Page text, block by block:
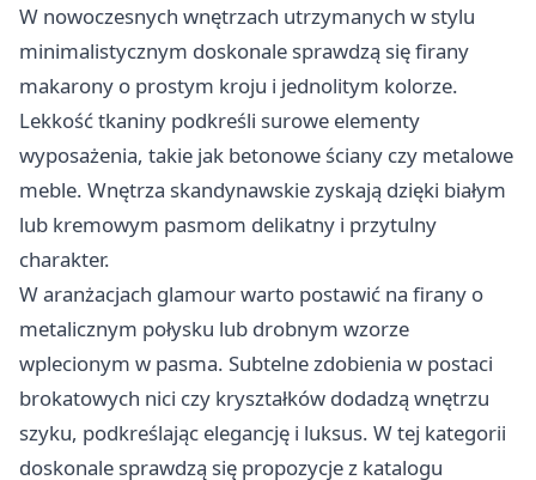
W nowoczesnych wnętrzach utrzymanych w stylu
minimalistycznym doskonale sprawdzą się firany
makarony o prostym kroju i jednolitym kolorze.
Lekkość tkaniny podkreśli surowe elementy
wyposażenia, takie jak betonowe ściany czy metalowe
meble. Wnętrza skandynawskie zyskają dzięki białym
lub kremowym pasmom delikatny i przytulny
charakter.
W aranżacjach glamour warto postawić na firany o
metalicznym połysku lub drobnym wzorze
wplecionym w pasma. Subtelne zdobienia w postaci
brokatowych nici czy kryształków dodadzą wnętrzu
szyku, podkreślając elegancję i luksus. W tej kategorii
doskonale sprawdzą się propozycje z katalogu